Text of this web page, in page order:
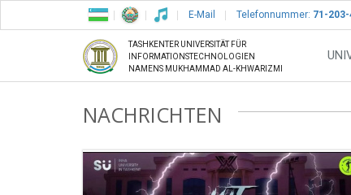
E-Mail Telefonnummer: 71-
TASHKENTER UNIVERSITÄT FÜR
INFORMATIONSTECHNOLOGIEN
NAMENS MUKHAMMAD AL-KHWARIZMI
NACHRICHTEN